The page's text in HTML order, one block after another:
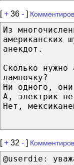
[+ 36 - ]
Из
американских
анекдот.
Сколько нужно
лампочку?
Ни одного,
А, электрик не
Нет,
[+ 32 - ]
@userdie: